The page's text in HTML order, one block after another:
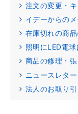
注文の変更・
イデーからの
在庫切れの商
照明にLED電
商品の修理・
ニュースレタ
法人のお取り